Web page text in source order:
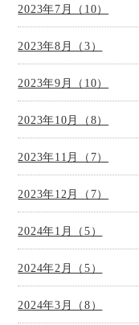
2023年7月（10）
2023年8月（3）
2023年9月（10）
2023年10月（8）
2023年11月（7）
2023年12月（7）
2024年1月（5）
2024年2月（5）
2024年3月（8）